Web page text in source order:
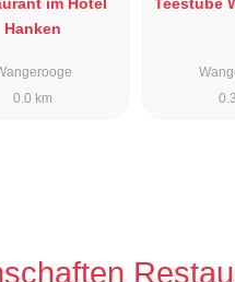
Hanken
0.0 km